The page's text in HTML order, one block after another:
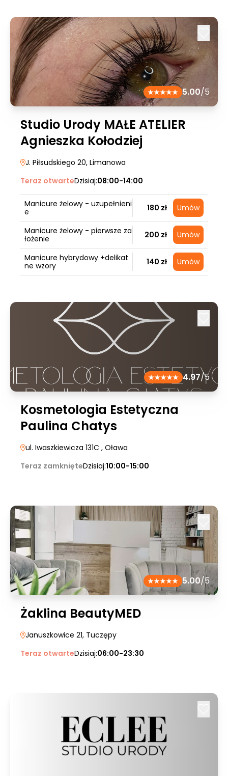
5.00/5
Studio Urody MAŁE ATELIER
Agnieszka Kołodziej
J. Piłsudskiego 20, Limanowa
Teraz otwarteDzisiaj:08:00-14:00
Manicure żelowy - uzupełnieni
e
180 zł Umów
Manicure żelowy - pierwsze za
łożenie
200 zł Umów
Manicure hybrydowy +delikat
ne wzory
140 zł Umów
4.97/5
Kosmetologia Estetyczna
Paulina Chatys
ul. Iwaszkiewicza 131C , Oława
Teraz zamknięteDzisiaj:10:00-15:00
5.00/5
Żaklina BeautyMED
Januszkowice 21, Tuczępy
Teraz otwarteDzisiaj:06:00-23:30